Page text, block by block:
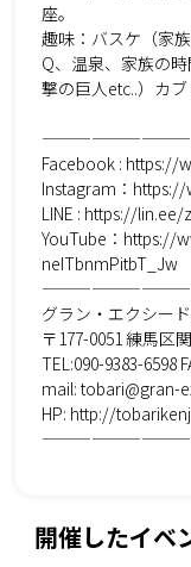
座。
趣味：バスケ（家
Q、温泉、家族の
撃の巨人etc..）カ
Facebook : https://
Instagram：
LINE : https://lin.ee/
YouTube：https://
neITbnmPitbT_Jw
グラン・エクシー
〒177-0051 練馬区
TEL:090-9383-6598
mail: tobari@gran-
HP: http://
開催したイベ